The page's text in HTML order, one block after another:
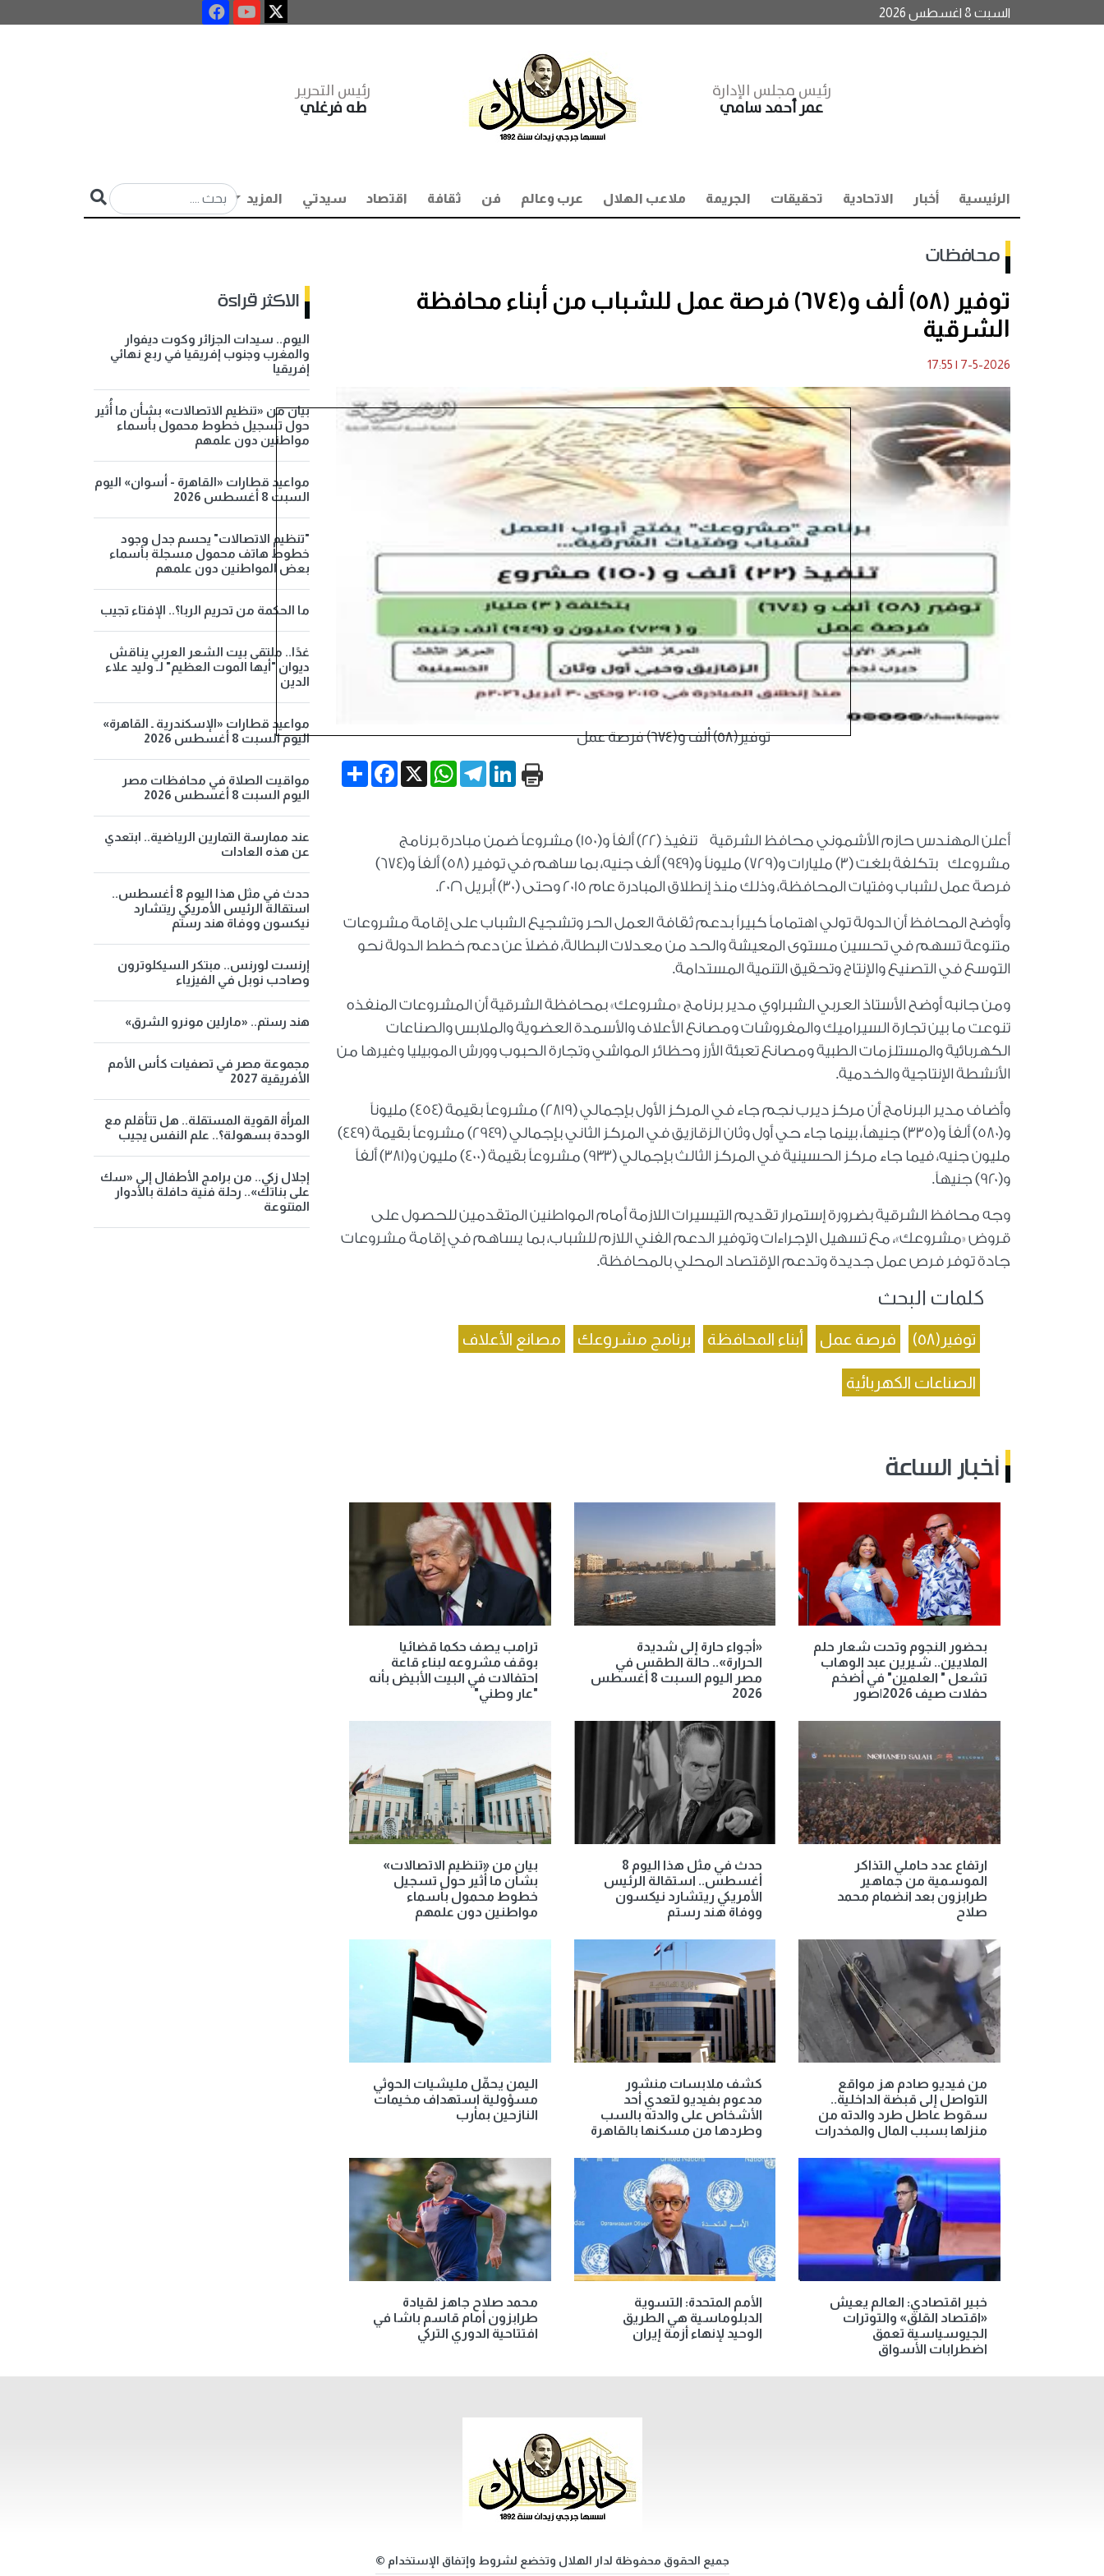
السبت 8 اغسطس 2026
رئيس مجلس الإدارة
عمر أحمد سامي
رئيس التحرير
طه فرغلي
الرئيسية أخبار الاتحادية تحقيقات الجريمة ملاعب الهلال عرب وعالم فن ثقافة اقتصاد سيدتي المزيد
محافظات
توفير (٥٨) ألف و(٦٧٤) فرصة عمل للشباب من أبناء محافظة
الشرقية
7-5-2026
|
17:55
توفير(٥٨) ألف و(٦٧٤) فرصة عمل
Share
Facebook X
WhatsApp
TelegramLinkedIn
أعلن المهندس حازم الأشموني محافظ الشرقية تنفيذ (٢٢) ألفاً و(١٥٠) مشروعاً ضمن مبادرة برنامج
مشروعك بتكلفة بلغت (٣) مليارات و(٧٢٩) مليوناً و(٩٤٩) ألف جنيه، بما ساهم في توفير (٥٨) ألفاً و(٦٧٤)
فرصة عمل لشباب وفتيات المحافظة، وذلك منذ إنطلاق المبادرة عام ٢٠١٥ وحتى (٣٠) أبريل ٢٠٢٦.
وأوضح المحافظ أن الدولة تولي اهتماماً كبيراً بدعم ثقافة العمل الحر وتشجيع الشباب على إقامة مشروعات
متنوعة تسهم في تحسين مستوى المعيشة والحد من معدلات البطالة، فضلاً عن دعم خطط الدولة نحو
التوسع في التصنيع والإنتاج وتحقيق التنمية المستدامة.
ومن جانبه أوضح الأستاذ العربي الشبراوي مدير برنامج «مشروعك» بمحافظة الشرقية أن المشروعات المنفذه
تنوعت ما بين تجارة السيراميك والمفروشات ومصانع الأعلاف والأسمدة العضوية والملابس والصناعات
الكهربائية والمستلزمات الطبية ومصانع تعبئة الأرز وحظائر المواشي وتجارة الحبوب وورش الموبيليا وغيرها من
الأنشطة الإنتاجية والخدمية.
وأضاف مدير البرنامج أن مركز ديرب نجم جاء في المركز الأول بإجمالي (٢٨١٩) مشروعاً بقيمة (٤٥٤) مليوناً
و(٥٨٠) ألفاً و(٣٣٥) جنيهاً، بينما جاء حي أول وثان الزقازيق في المركز الثاني بإجمالي (٢٩٤٩) مشروعاً بقيمة (٤٤٩)
مليون جنيه، فيما جاء مركز الحسينية في المركز الثالث بإجمالي (٩٣٣) مشروعاً بقيمة (٤٠٠) مليون و(٣٨١) ألفاً
و(٩٢٠) جنيهاً.
وجه محافظ الشرقية بضرورة إستمرار تقديم التيسيرات اللازمة أمام المواطنين المتقدمين للحصول على
قروض «مشروعك»، مع تسهيل الإجراءات وتوفير الدعم الفني اللازم للشباب، بما يساهم في إقامة مشروعات
جادة توفر فرص عمل جديدة وتدعم الإقتصاد المحلي بالمحافظة.
كلمات البحث
توفير(٥٨) فرصة عمل أبناء المحافظة برنامج مشروعك مصانع الأعلاف
الصناعات الكهربائية
أخبار الساعة
بحضور النجوم وتحت شعار حلم
الملايين.. شيرين عبد الوهاب
تشعل " العلمين" في أضخم
حفلات صيف 2026|صور
«أجواء حارة إلى شديدة
الحرارة».. حالة الطقس في
مصر اليوم السبت 8 أغسطس
2026
ترامب يصف حكما قضائيا
بوقف مشروعه لبناء قاعة
احتفالات في البيت الأبيض بأنه
"عار وطني"
ارتفاع عدد حاملي التذاكر
الموسمية من جماهير
طرابزون بعد انضمام محمد
صلاح
حدث في مثل هذا اليوم 8
أغسطس.. استقالة الرئيس
الأمريكي ريتشارد نيكسون
ووفاة هند رستم
بيان من «تنظيم الاتصالات»
بشأن ما أُثير حول تسجيل
خطوط محمول بأسماء
مواطنين دون علمهم
من فيديو صادم هز مواقع
التواصل إلى قبضة الداخلية..
سقوط عاطل طرد والدته من
منزلها بسبب المال والمخدرات
كشف ملابسات منشور
مدعوم بفيديو لتعدي أحد
الأشخاص على والدته بالسب
وطردها من مسكنها بالقاهرة
اليمن يحمِّل مليشيات الحوثي
مسؤولية استهداف مخيمات
النازحين بمأرب
خبير اقتصادي: العالم يعيش
«اقتصاد القلق» والتوترات
الجيوسياسية تعمق
اضطرابات الأسواق
الأمم المتحدة: التسوية
الدبلوماسية هي الطريق
الوحيد لإنهاء أزمة إيران
محمد صلاح جاهز لقيادة
طرابزون أمام قاسم باشا في
افتتاحية الدوري التركي
الاكثر قراءة
اليوم.. سيدات الجزائر وكوت ديفوار
والمغرب وجنوب إفريقيا في ربع نهائي
إفريقيا
بيان من «تنظيم الاتصالات» بشأن ما أُثير
حول تسجيل خطوط محمول بأسماء
مواطنين دون علمهم
مواعيد قطارات «القاهرة - أسوان» اليوم
السبت 8 أغسطس 2026
"تنظيم الاتصالات" يحسم جدل وجود
خطوط هاتف محمول مسجلة بأسماء
بعض المواطنين دون علمهم
ما الحكمة من تحريم الربا؟.. الإفتاء تجيب
غدًا.. ملتقى بيت الشعر العربي يناقش
ديوان "أيها الموت العظيم" لـ وليد علاء
الدين
مواعيد قطارات «الإسكندرية ـ القاهرة»
اليوم السبت 8 أغسطس 2026
مواقيت الصلاة في محافظات مصر
اليوم السبت 8 أغسطس 2026
عند ممارسة التمارين الرياضية.. ابتعدي
عن هذه العادات
حدث في مثل هذا اليوم 8 أغسطس..
استقالة الرئيس الأمريكي ريتشارد
نيكسون ووفاة هند رستم
إرنست لورنس.. مبتكر السيكلوترون
وصاحب نوبل في الفيزياء
هند رستم.. «مارلين مونرو الشرق»
مجموعة مصر في تصفيات كأس الأمم
الأفريقية 2027
المرأة القوية المستقلة.. هل تتأقلم مع
الوحدة بسهولة؟.. علم النفس يجيب
إجلال زكي.. من برامج الأطفال إلى «سك
على بناتك».. رحلة فنية حافلة بالأدوار
المتنوعة
جميع الحقوق محفوظة لدار الهلال وتخضع لشروط وإتفاق الإستخدام ©